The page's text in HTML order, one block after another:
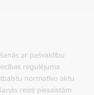
ar pašvaldību
regulējuma
normatīvo aktu
reizē piesaistām